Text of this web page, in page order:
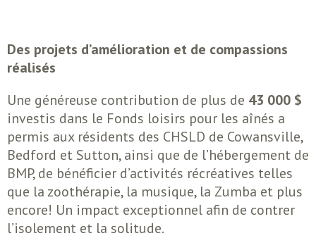
Des projets d’amélioration et de compassions
réalisés
Une généreuse contribution de plus de 43 000 $
investis dans le Fonds loisirs pour les aînés a
permis aux résidents des CHSLD de Cowansville,
Bedford et Sutton, ainsi que de l’hébergement de
BMP, de bénéficier d’activités récréatives telles
que la zoothérapie, la musique, la Zumba et plus
encore! Un impact exceptionnel afin de contrer
l’isolement et la solitude.